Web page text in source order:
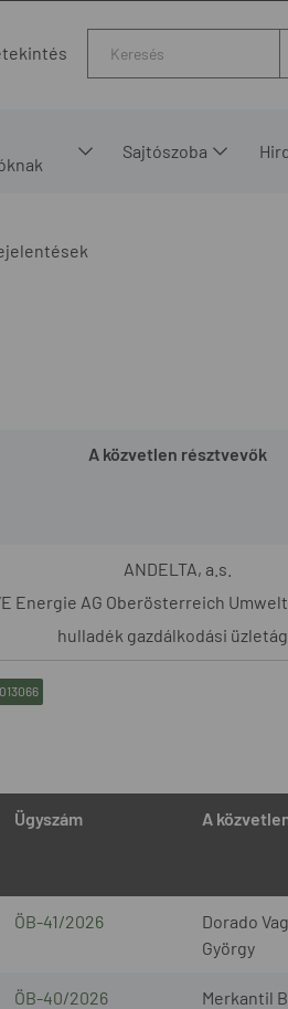
Sajtószoba
A közvetlen résztvevők
ANDELTA, a.s.
Energie AG Oberösterreich Umwelt
hulladék gazdálkodási
Ügyszám A
ÖB-41/2026
Dorado
György
ÖB-40/2026 Merkantil